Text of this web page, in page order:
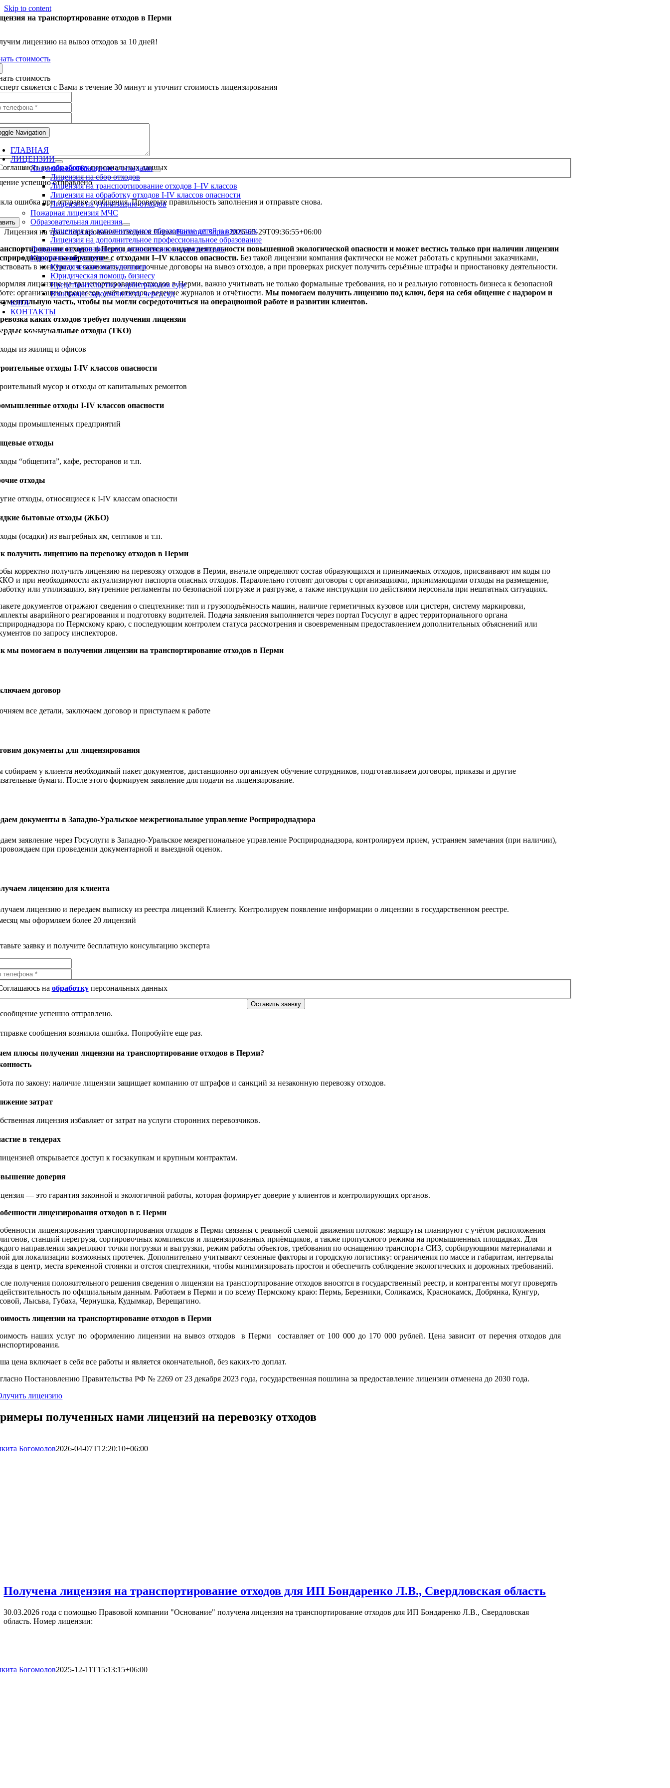
Skip to content
Navigation
ГЛАВНАЯ
ЛИЦЕНЗИИ
Лицензия на обращение с отходами
Лицензия на сбор отходов
Лицензия на транспортирование отходов I–IV классов
Лицензия на обработку отходов I-IV классов опасности
Лицензия на утилизацию отходов
Пожарная лицензия МЧС
Образовательная лицензия
Лицензия на дополнительное образование детей и взрослых
Лицензия на дополнительное профессиональное образование
Лицензия на дезинфекцию, дезинсекцию и дератизацию
Юридические услуги
Юридические консультации
Юридическая помощь бизнесу
Представительство в арбитражном суде
Взыскание задолженности через суд
БЛОГ
КОНТАКТЫ
074-38-32
на транспортирование отходов в Перми
лицензию на вывоз отходов за 10 дней!
стоимость
стоимость
свяжется с Вами в течение 30 минут и уточнит стоимость лицензирования
наобработкуперсональных данных
успешно отправлено
ошибка при отправке сообщения. Проверьте правильность заполнения и отправьте снова.
Лицензия на транспортирование отходов в ПермиВасилий Зорин2026-05-29T09:36:55+06:00
отходов в Перми относится к видам деятельности повышенной экологической опасности и может вестись только при наличии лицензии
на обращение с отходами I–IV классов опасности. Без такой лицензии компания фактически не может работать с крупными заказчиками,
в конкурсах и заключать долгосрочные договоры на вывоз отходов, а при проверках рискует получить серьёзные штрафы и приостановку деятельности.
лицензию на транспортирование отходов в Перми, важно учитывать не только формальные требования, но и реальную готовность бизнеса к безопасной
организацию процессов, учёт отходов, ведение журналов и отчётности.Мы помогаем получить лицензию под ключ, беря на себя общение с надзором и
часть, чтобы вы могли сосредоточиться на операционной работе и развитии клиентов.
каких отходов требует получения лицензии
коммунальные отходы (ТКО)
из жилищ и офисов
отходы I-IV классов опасности
мусор и отходы от капитальных ремонтов
отходы I-IV классов опасности
промышленных предприятий
отходы
“общепита”, кафе, ресторанов и т.п.
отходы
отходы, относящиеся к I-IV классам опасности
бытовые отходы (ЖБО)
(осадки) из выгребных ям, септиков и т.п.
получить лицензию на перевозку отходов в Перми
корректно получить лицензию на перевозку отходов в Перми, вначале определяют состав образующихся и принимаемых отходов, присваивают им коды по
и при необходимости актуализируют паспорта опасных отходов. Параллельно готовят договоры с организациями, принимающими отходы на размещение,
или утилизацию, внутренние регламенты по безопасной погрузке и разгрузке, а также инструкции по действиям персонала при нештатных ситуациях.
документов отражают сведения о спецтехнике: тип и грузоподъёмность машин, наличие герметичных кузовов или цистерн, систему маркировки,
аварийного реагирования и подготовку водителей. Подача заявления выполняется через портал Госуслуг в адрес территориального органа
по Пермскому краю, с последующим контролем статуса рассмотрения и своевременным предоставлением дополнительных объяснений или
по запросу инспекторов.
мы помогаем в получении лицензии на транспортирование отходов в Перми
договор
все детали, заключаем договор и приступаем к работе
документы для лицензирования
у клиента необходимый пакет документов, дистанционно организуем обучение сотрудников, подготавливаем договоры, приказы и другие
бумаги. После этого формируем заявление для подачи на лицензирование.
документы в Западно-Уральское межрегиональное управление Росприроднадзора
заявление через Госуслуги в Западно-Уральское межрегиональное управление Росприроднадзора, контролируем прием, устраняем замечания (при наличии),
при проведении документарной и выездной оценок.
лицензию для клиента
лицензию и передаем выписку из реестра лицензий Клиенту. Контролируем появление информации о лицензии в государственном реестре.
мы оформляем более 20 лицензий
заявку и получите бесплатную консультацию эксперта
на обработкуперсональных данных
Оставить заявку
успешно отправлено.
сообщения возникла ошибка. Попробуйте еще раз.
плюсы получения лицензии на транспортирование отходов в Перми?
по закону: наличие лицензии защищает компанию от штрафов и санкций за незаконную перевозку отходов.
затрат
лицензия избавляет от затрат на услуги сторонних перевозчиков.
в тендерах
открывается доступ к госзакупкам и крупным контрактам.
доверия
— это гарантия законной и экологичной работы, которая формирует доверие у клиентов и контролирующих органов.
лицензирования отходов в г. Перми
лицензирования транспортирования отходов в Перми связаны с реальной схемой движения потоков: маршруты планируют с учётом расположения
станций перегруза, сортировочных комплексов и лицензированных приёмщиков, а также пропускного режима на промышленных площадках. Для
направления закрепляют точки погрузки и выгрузки, режим работы объектов, требования по оснащению транспорта СИЗ, сорбирующими материалами и
для локализации возможных протечек. Дополнительно учитывают сезонные факторы и городскую логистику: ограничения по массе и габаритам, интервалы
в центр, места временной стоянки и отстоя спецтехники, чтобы минимизировать простои и обеспечить соблюдение экологических и дорожных требований.
получения положительного решения сведения о лицензии на транспортирование отходов вносятся в государственный реестр, и контрагенты могут проверять
по официальным данным. Работаем в Перми и по всему Пермскому краю: Пермь, Березники, Соликамск, Краснокамск, Добрянка, Кунгур,
Лысьва, Губаха, Чернушка, Кудымкар, Верещагино.
лицензии на транспортирование отходов в Перми
наших услуг по оформлению лицензии на вывоз отходов в Перми составляет от 100 000 до 170 000 рублей. Цена зависит от перечня отходов для
цена включает в себя все работы и является окончательной, без каких-то доплат.
Постановлению Правительства РФ № 2269 от 23 декабря 2023 года, государственная пошлина за предоставление лицензии отменена до 2030 года.
лицензию
полученных нами лицензий на перевозку отходов
Богомолов2026-04-07T12:20:10+06:00
Получена лицензия на транспортирование отходов для ИП Бондаренко Л.В., Свердловская область
30.03.2026 года с помощью Правовой компании "Основание" получена лицензия на транспортирование отходов для ИП Бондаренко Л.В., Свердловская
область. Номер лицензии:
Богомолов2025-12-11T15:13:15+06:00